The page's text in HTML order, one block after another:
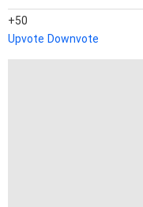
50
Upvote Downvote